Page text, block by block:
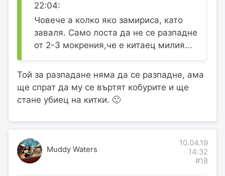
22:04:
Човече а колко яко замириса, като
заваля. Само лоста да не се разпадне
от 2-3 мокрения,че е китаец милия...
Той за разпадане няма да се разпадне, ама
ще спрат да му се въртят кобурите и ще
стане убиец на китки. 🙂
Muddy Waters
10.04.19
14:32
#18